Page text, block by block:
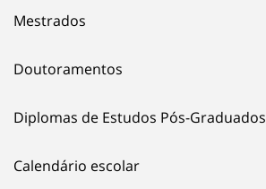
Mestrados
Doutoramentos
Diplomas de Estudos Pós-Graduados
Calendário escolar